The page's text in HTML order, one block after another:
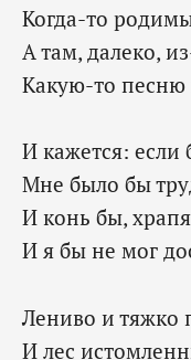
Когда-то
А там, далеко,
Какую-то песню
И кажется: если
Мне было бы
И конь бы,
И я бы не мог
Лениво и тяжко
И лес